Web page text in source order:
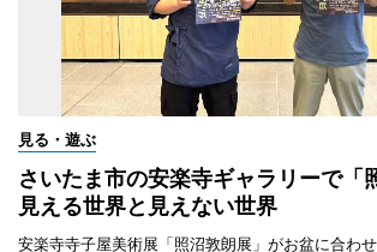
見る・遊ぶ
さいたま市の安楽寺ギャラリーで
見える世界と見えない世界
安楽寺寺子屋美術展「照沼敦朗展」がお盆に合わせ